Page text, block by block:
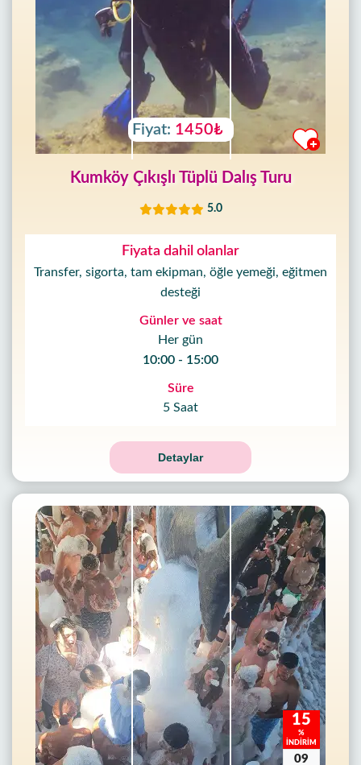
Fiyat: 1450₺
Kumköy Çıkışlı Tüplü Dalış Turu
5.0
Fiyata dahil olanlar
Transfer, sigorta, tam ekipman, öğle yemeği, eğitmen
desteği
Günler ve saat
Her gün
10:00 - 15:00
Süre
5 Saat
Detaylar
15
%
İNDİRİM
09